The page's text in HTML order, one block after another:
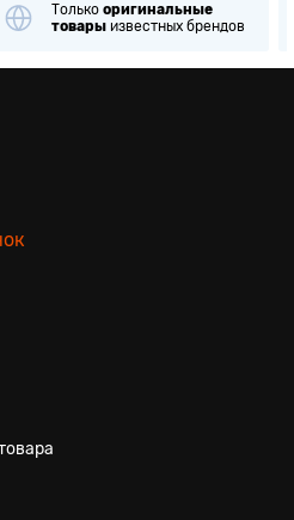
Только оригинальные
товары известных брендов